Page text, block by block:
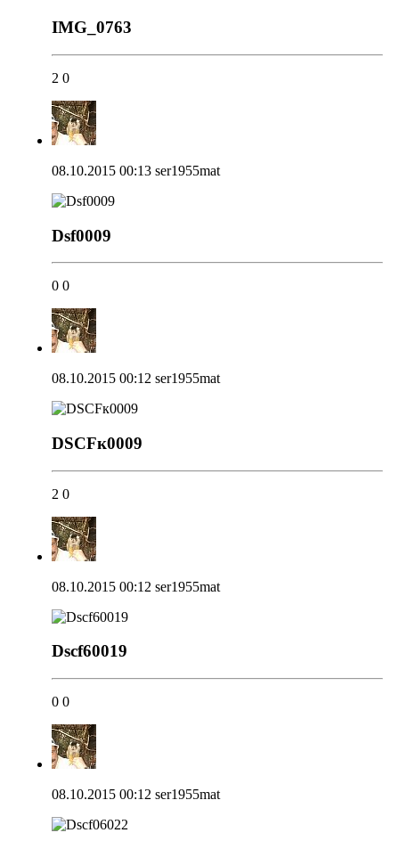
IMG_0763
2 0
08.10.2015 00:13 ser1955mat
Dsf0009
0 0
08.10.2015 00:12 ser1955mat
DSCFк0009
2 0
08.10.2015 00:12 ser1955mat
Dscf60019
0 0
08.10.2015 00:12 ser1955mat